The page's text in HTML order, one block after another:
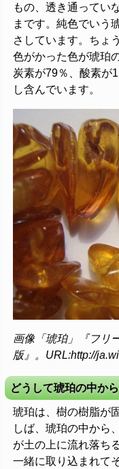
もの、透き通ってい
まです。純色でいう
さしています。ちょ
色がかった色が琥珀
炭素が79％、酸素が
し含んでいます。
画像「琥珀」『フリ
版』。URL:http://
どうして琥珀の中か
琥珀は、樹の樹脂が
しば、琥珀の中から
が土の上に流れ落ち
一緒に取り込まれて